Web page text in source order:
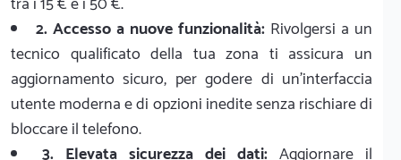
2. Accesso a nuove funzionalità: Rivolgersi a un
tecnico qualificato della tua zona ti assicura un
aggiornamento sicuro, per godere di un'interfaccia
utente moderna e di opzioni inedite senza rischiare di
bloccare il telefono.
3. Elevata sicurezza dei dati: Aggiornare il